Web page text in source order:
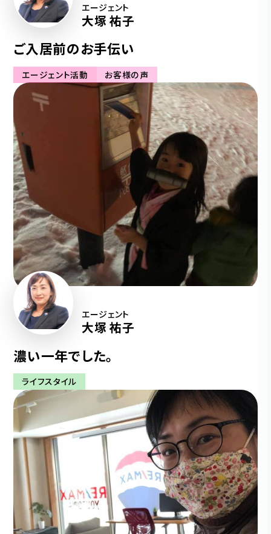
エージェント
大塚 祐子
ご入居前のお手伝い
エージェント活動 お客様の声
エージェント
大塚 祐子
濃い一年でした。
ライフスタイル